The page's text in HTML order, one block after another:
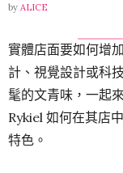
by ALICE
實體店面要如何增
計、視覺設計或科
髦的文青味，一起
Rykiel 如何在其店
特色。